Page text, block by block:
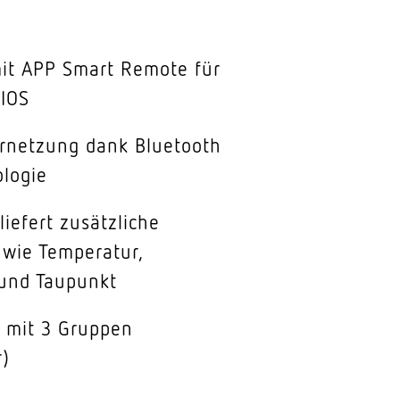
APP Smart Remote für
dank Bluetooth
zusätzliche
Temperatur,
Taupunkt
mit 3 Gruppen